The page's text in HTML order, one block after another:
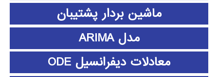
ماشین بردار پشتیبان
مدل ARIMA
معادلات دیفرانسیل ODE